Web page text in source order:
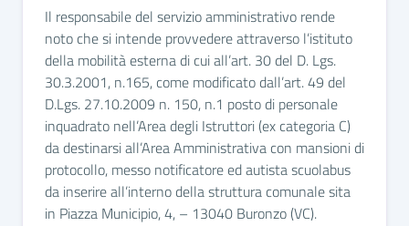
Il responsabile del servizio amministrativo rende
noto che si intende provvedere attraverso l’istituto
della mobilità esterna di cui all’art. 30 del D. Lgs.
30.3.2001, n.165, come modificato dall’art. 49 del
D.Lgs. 27.10.2009 n. 150, n.1 posto di personale
inquadrato nell’Area degli Istruttori (ex categoria C)
da destinarsi all’Area Amministrativa con mansioni di
protocollo, messo notificatore ed autista scuolabus
da inserire all’interno della struttura comunale sita
in Piazza Municipio, 4, – 13040 Buronzo (VC).